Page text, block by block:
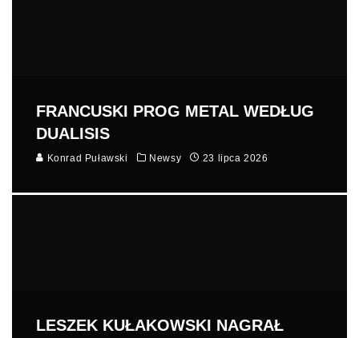
FRANCUSKI PROG METAL WEDŁUG
DUALISIS
Konrad Puławski Newsy 23 lipca 2026
LESZEK KUŁAKOWSKI NAGRAŁ